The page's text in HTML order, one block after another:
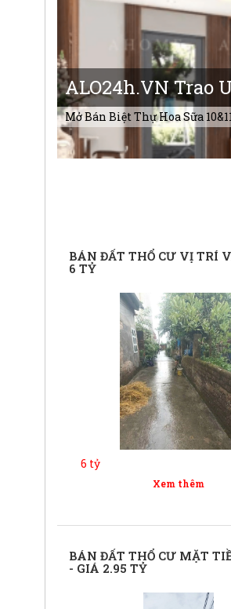
ALO24h.VN Trao
Mở Bán Biệt Thự Hoa Sữa
BÁN ĐẤT THỔ CƯ VỊ TRÍ
6 TỶ
6 tỷ
Xem thêm
BÁN ĐẤT THỔ CƯ MẶT
- GIÁ 2.95 TỶ